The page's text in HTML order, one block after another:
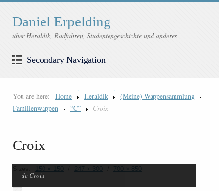
Daniel Erpelding
über Heraldik, Radfahren, Studentengeschichte und anderes
Secondary Navigation
You are here: Home Heraldik
(Meine) Wappensammlung
Familienwappen
“C” Croix
Croix
150 × 150 247 × 300 700 × 850
de Croix